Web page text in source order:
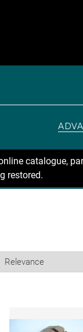
catalogue,
restored.